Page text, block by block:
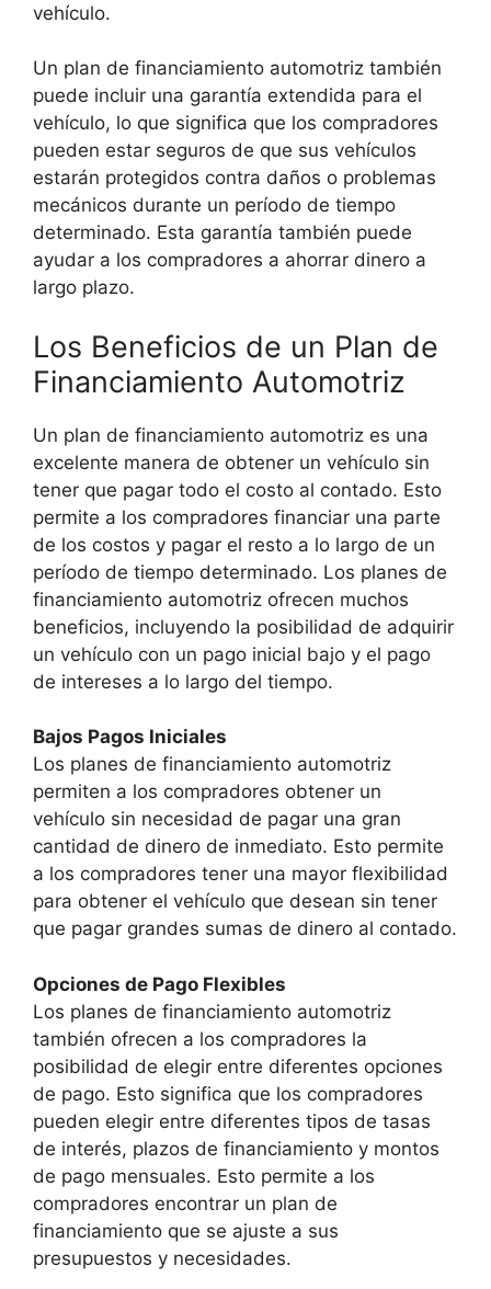
vehículo.
Un plan de financiamiento automotriz también
puede incluir una garantía extendida para el
vehículo, lo que significa que los compradores
pueden estar seguros de que sus vehículos
estarán protegidos contra daños o problemas
mecánicos durante un período de tiempo
determinado. Esta garantía también puede
ayudar a los compradores a ahorrar dinero a
largo plazo.
Los Beneficios de un Plan de
Financiamiento Automotriz
Un plan de financiamiento automotriz es una
excelente manera de obtener un vehículo sin
tener que pagar todo el costo al contado. Esto
permite a los compradores financiar una parte
de los costos y pagar el resto a lo largo de un
período de tiempo determinado. Los planes de
financiamiento automotriz ofrecen muchos
beneficios, incluyendo la posibilidad de adquirir
un vehículo con un pago inicial bajo y el pago
de intereses a lo largo del tiempo.
Bajos Pagos Iniciales
Los planes de financiamiento automotriz
permiten a los compradores obtener un
vehículo sin necesidad de pagar una gran
cantidad de dinero de inmediato. Esto permite
a los compradores tener una mayor flexibilidad
para obtener el vehículo que desean sin tener
que pagar grandes sumas de dinero al contado.
Opciones de Pago Flexibles
Los planes de financiamiento automotriz
también ofrecen a los compradores la
posibilidad de elegir entre diferentes opciones
de pago. Esto significa que los compradores
pueden elegir entre diferentes tipos de tasas
de interés, plazos de financiamiento y montos
de pago mensuales. Esto permite a los
compradores encontrar un plan de
financiamiento que se ajuste a sus
presupuestos y necesidades.